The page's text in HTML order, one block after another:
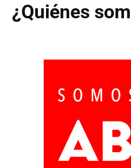
¿Quiénes